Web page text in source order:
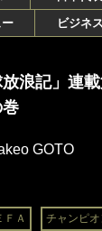
ビジネス
浪記」連
GOTO
ＦＡ チャンピ